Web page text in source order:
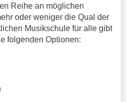
Reihe an möglichen
oder weniger die Qual der
Musikschule für alle gibt
folgenden Optionen: